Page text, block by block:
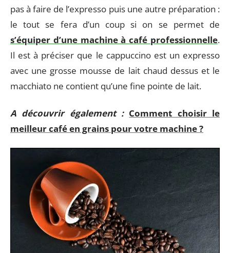
pas à faire de l’expresso puis une autre préparation :
le tout se fera d’un coup si on se permet de
s’équiper d’une machine à café professionnelle.
Il est à préciser que le cappuccino est un expresso
avec une grosse mousse de lait chaud dessus et le
macchiato ne contient qu’une fine pointe de lait.
A découvrir également : Comment choisir le
meilleur café en grains pour votre machine ?